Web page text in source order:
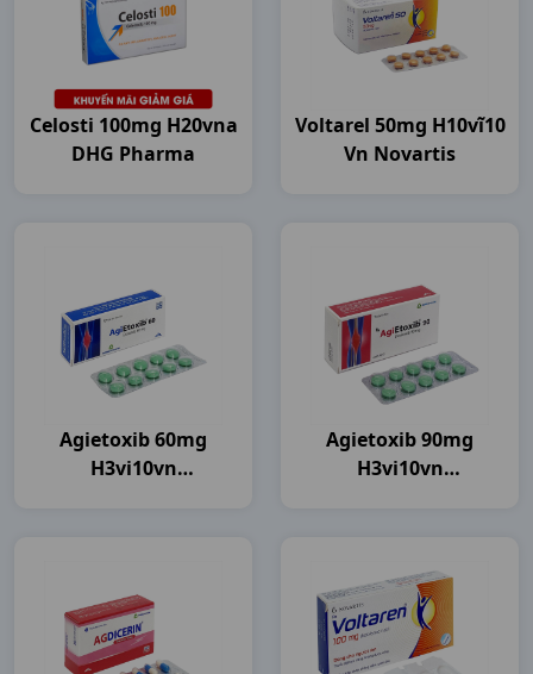
Celosti 100mg H20vna
DHG Pharma
Voltarel 50mg H10vĩ10
Vn Novartis
Agietoxib 60mg
H3vi10vn
Agietoxib 90mg
H3vi10vn